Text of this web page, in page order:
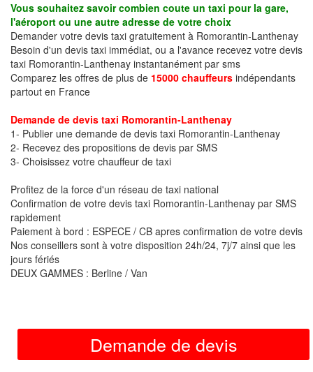
Vous souhaitez savoir combien coute un taxi pour la gare,
l'aéroport ou une autre adresse de votre choix
Demander votre devis taxi gratuitement à Romorantin-Lanthenay
Besoin d'un devis taxi immédiat, ou a l'avance recevez votre devis
taxi Romorantin-Lanthenay instantanément par sms
Comparez les offres de plus de 15000 chauffeurs indépendants
partout en France
Demande de devis taxi Romorantin-Lanthenay
1- Publier une demande de devis taxi Romorantin-Lanthenay
2- Recevez des propositions de devis par SMS
3- Choisissez votre chauffeur de taxi
Profitez de la force d'un réseau de taxi national
Confirmation de votre devis taxi Romorantin-Lanthenay par SMS
rapidement
Paiement à bord : ESPECE / CB apres confirmation de votre devis
Nos conseillers sont à votre disposition 24h/24, 7j/7 ainsi que les
jours fériés
DEUX GAMMES : Berline / Van
Demande de devis